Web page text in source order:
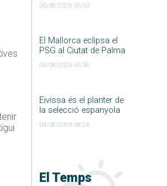
06/08/2026 05:50
El Mallorca eclipsa el
PSG al Ciutat de Palma
06/08/2026 05:36
Eivissa és el planter de
la selecció espanyola
04/08/2026 08:24
El Temps